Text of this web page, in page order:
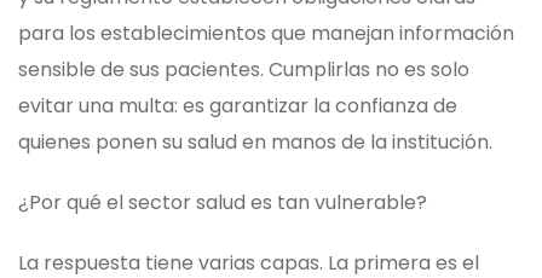
para los establecimientos que manejan información
sensible de sus pacientes. Cumplirlas no es solo
evitar una multa: es garantizar la confianza de
quienes ponen su salud en manos de la institución.
¿Por qué el sector salud es tan vulnerable?
La respuesta tiene varias capas. La primera es el